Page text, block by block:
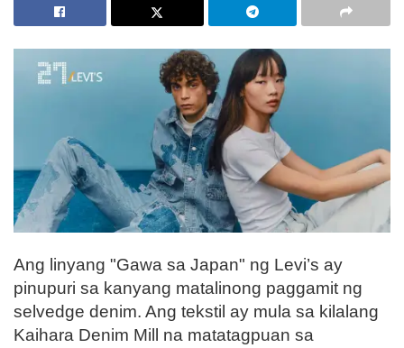
Ang linyang "Gawa sa Japan" ng Levi’s ay
pinupuri sa kanyang matalinong paggamit ng
selvedge denim. Ang tekstil ay mula sa kilalang
Kaihara Denim Mill na matatagpuan sa